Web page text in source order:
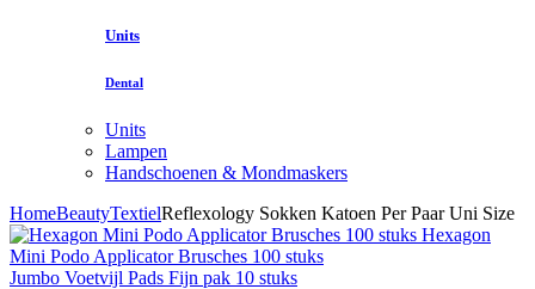
Units
Dental
Units
Lampen
Handschoenen & Mondmaskers
HomeBeautyTextielReflexology Sokken Katoen Per Paar Uni Size
Hexagon
Mini Podo Applicator Brusches 100 stuks
Jumbo Voetvijl Pads Fijn pak 10 stuks